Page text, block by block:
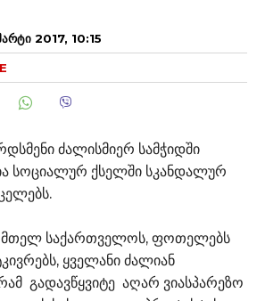
2017, 10:15
ძალისმიერ სამჭიდში
სოციალურ ქსელში სკანდალურ
მთელ საქართველოს, ფოთელებს
ყველანი ძალიან
გადავწყვიტე აღარ ვიასპარეზო